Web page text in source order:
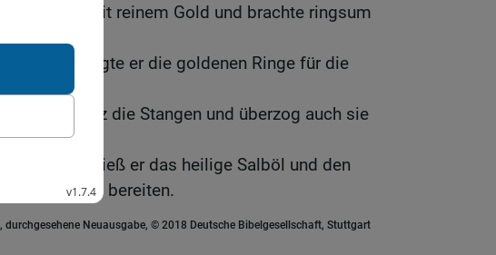
ihn außen mit reinem Gold und brachte ringsum
befestigte er die goldenen Ringe für die
Akazienholz die Stangen und überzog auch sie
Männer ließ er das heilige Salböl und den
Weihrauch bereiten.
durchgesehene Neuausgabe, © 2018 Deutsche Bibelgesellschaft, Stuttgart